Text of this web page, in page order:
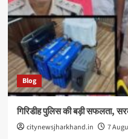
Blog
गिरिडीह पुलिस की बड़ी सफलता,
citynewsjharkhand.in 7